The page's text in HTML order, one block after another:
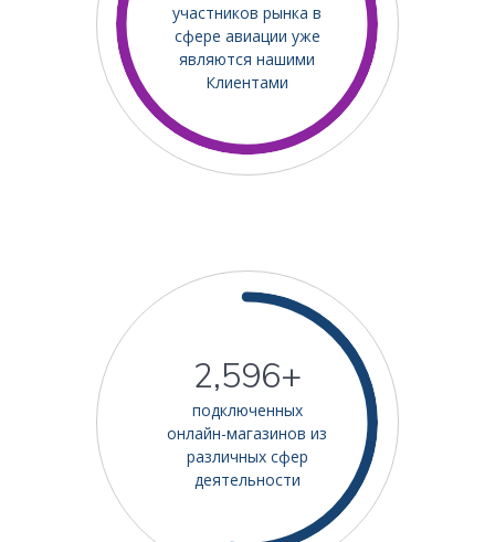
участников рынка в
сфере авиации уже
являются нашими
Клиентами
2,668+
подключенных
онлайн-магазинов из
различных сфер
деятельности